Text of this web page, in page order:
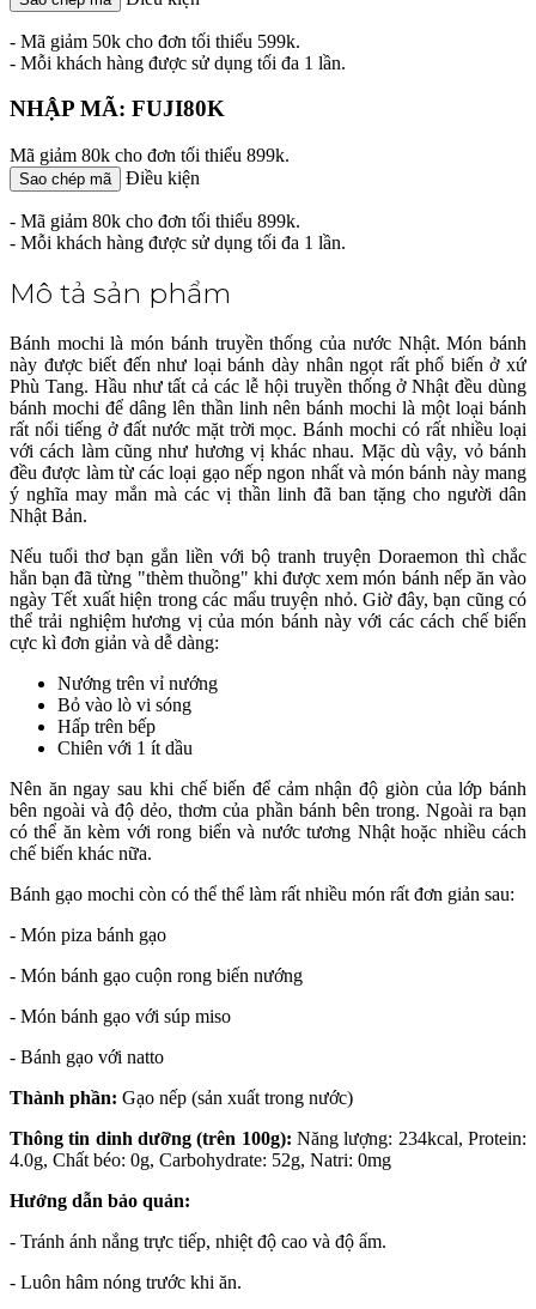
- Mã giảm 50k cho đơn tối thiểu 599k.
- Mỗi khách hàng được sử dụng tối đa 1 lần.
NHẬP MÃ: FUJI80K
Mã giảm 80k cho đơn tối thiểu 899k.
Sao chép mã Điều kiện
- Mã giảm 80k cho đơn tối thiểu 899k.
- Mỗi khách hàng được sử dụng tối đa 1 lần.
Mô tả sản phẩm
Bánh mochi là món bánh truyền thống của nước Nhật. Món bánh
này được biết đến như loại bánh dày nhân ngọt rất phổ biến ở xứ
Phù Tang. Hầu như tất cả các lễ hội truyền thống ở Nhật đều dùng
bánh mochi để dâng lên thần linh nên bánh mochi là một loại bánh
rất nổi tiếng ở đất nước mặt trời mọc. Bánh mochi có rất nhiều loại
với cách làm cũng như hương vị khác nhau. Mặc dù vậy, vỏ bánh
đều được làm từ các loại gạo nếp ngon nhất và món bánh này mang
ý nghĩa may mắn mà các vị thần linh đã ban tặng cho người dân
Nhật Bản.
Nếu tuổi thơ bạn gắn liền với bộ tranh truyện Doraemon thì chắc
hẳn bạn đã từng "thèm thuồng" khi được xem món bánh nếp ăn vào
ngày Tết xuất hiện trong các mẩu truyện nhỏ. Giờ đây, bạn cũng có
thể trải nghiệm hương vị của món bánh này với các cách chế biến
cực kì đơn giản và dễ dàng:
Nướng trên vỉ nướng
Bỏ vào lò vi sóng
Hấp trên bếp
Chiên với 1 ít dầu
Nên ăn ngay sau khi chế biến để cảm nhận độ giòn của lớp bánh
bên ngoài và độ dẻo, thơm của phần bánh bên trong. Ngoài ra bạn
có thể ăn kèm với rong biển và nước tương Nhật hoặc nhiều cách
chế biến khác nữa.
Bánh gạo mochi còn có thể thể làm rất nhiều món rất đơn giản sau:
- Món piza bánh gạo
- Món bánh gạo cuộn rong biến nướng
- Món bánh gạo với súp miso
- Bánh gạo với natto
Thành phần: Gạo nếp (sản xuất trong nước)
Thông tin dinh dưỡng (trên 100g): Năng lượng: 234kcal, Protein:
4.0g, Chất béo: 0g, Carbohydrate: 52g, Natri: 0mg
Hướng dẫn bảo quản:
- Tránh ánh nắng trực tiếp, nhiệt độ cao và độ ẩm.
- Luôn hâm nóng trước khi ăn.